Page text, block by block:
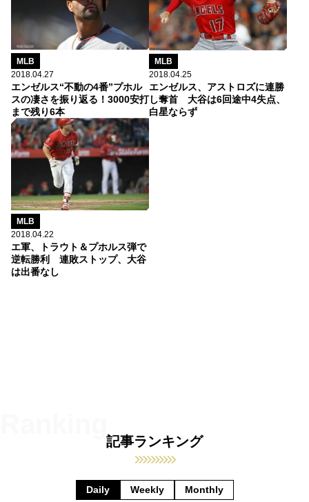
MLB
2018.04.27
エンゼルス“不動の4番”プホル
スの凄さを振り返る！3000安打
まで残り6本
MLB
2018.04.25
エンゼルス、アストロズに連勝
し奪首 大谷は6回途中4失点、
白星ならず
MLB
2018.04.22
エ軍、トラウト＆プホルス弾で
逆転勝利 連敗ストップ、大谷
は出番なし
記事ランキング
Daily Weekly Monthly